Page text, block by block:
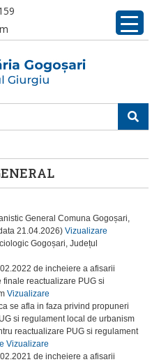
General Comuna Gogoșari,
21.04.2026) Vizualizare
Gogoșari, Județul
de incheiere a afisarii
reactualizare PUG si
Vizualizare
se afla in faza privind propuneri
si regulament local de urbanism
reactualizare PUG si regulament
Vizualizare
de incheiere a afisarii